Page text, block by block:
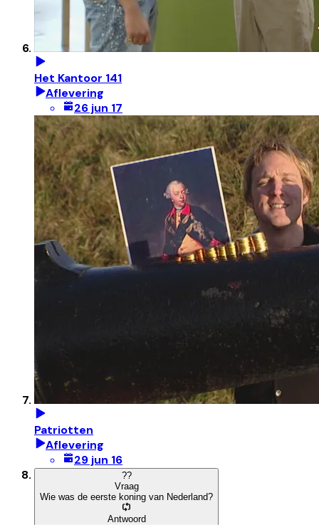
Het Kantoor 141
Aflevering
26 jun 17
Patriotten
Aflevering
29 jun 16
??
Vraag
Wie was de eerste koning van Nederland?
Antwoord